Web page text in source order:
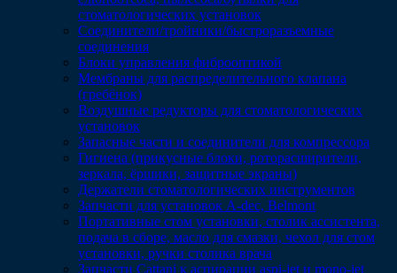
стоматологических установок
Соединители/тройники/быстроразъемные
соединения
Блоки управления фиброоптикой
Мембраны для распределительного клапана
(гребёнок)
Воздушные редукторы для стоматологических
установок
Запасные части и соединители для компрессора
Гигиена (прикусные блоки, роторасширители,
зеркала, ёршики, защитные экраны)
Держатели стоматологических инструментов
Запчасти для установок A-dec, Belmont
Портативные стом установки, столик ассистента,
подача в сборе, масло для смазки, чехол для стом
установки, ручки столика врача
Запчасти Cattani к аспирации aspi-jet и mono-jet